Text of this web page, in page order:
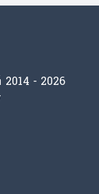
2014 - 2026